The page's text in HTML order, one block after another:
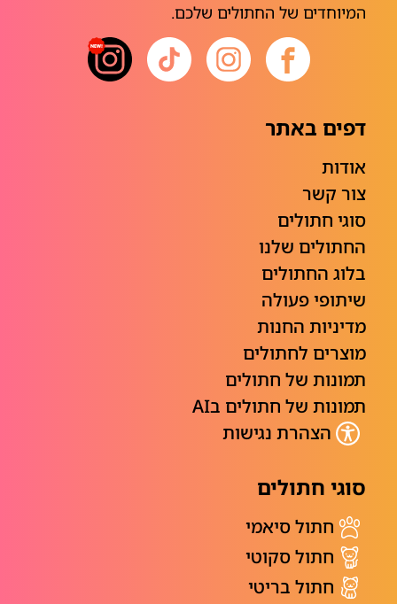
המיוחדים של החתולים שלכם.
דפים באתר
אודות
צור קשר
סוגי חתולים
החתולים שלנו
בלוג החתולים
שיתופי פעולה
מדיניות החנות
מוצרים לחתולים
תמונות של חתולים
תמונות של חתולים בAI
הצהרת נגישות
סוגי חתולים
חתול סיאמי
חתול סקוטי
חתול בריטי